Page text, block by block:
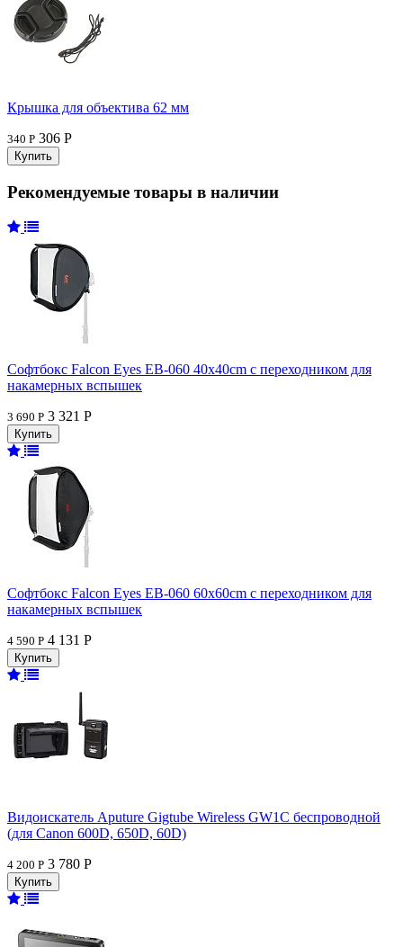
Крышка для объектива 62 мм
340 Р 306 Р
Рекомендуемые товары в наличии
Софтбокс Falcon Eyes EB-060 40x40cm с переходником для
накамерных вспышек
3 690 Р 3 321 Р
Софтбокс Falcon Eyes EB-060 60x60cm с переходником для
накамерных вспышек
4 590 Р 4 131 Р
Видоискатель Aputure Gigtube Wireless GW1C беспроводной
(для Canon 600D, 650D, 60D)
4 200 Р 3 780 Р